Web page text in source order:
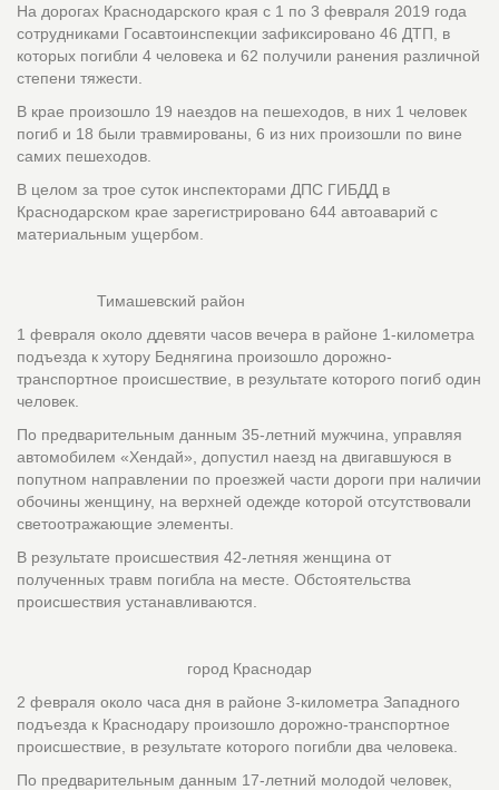
На дорогах Краснодарского края с 1 по 3 февраля 2019 года
сотрудниками Госавтоинспекции зафиксировано 46 ДТП, в
которых погибли 4 человека и 62 получили ранения различной
степени тяжести.
В крае произошло 19 наездов на пешеходов, в них 1 человек
погиб и 18 были травмированы, 6 из них произошли по вине
самих пешеходов.
В целом за трое суток инспекторами ДПС ГИБДД в
Краснодарском крае зарегистрировано 644 автоаварий с
материальным ущербом.
Тимашевский район
1 февраля около ддевяти часов вечера в районе 1-километра
подъезда к хутору Беднягина произошло дорожно-
транспортное происшествие, в результате которого погиб один
человек.
По предварительным данным 35-летний мужчина, управляя
автомобилем «Хендай», допустил наезд на двигавшуюся в
попутном направлении по проезжей части дороги при наличии
обочины женщину, на верхней одежде которой отсутствовали
светоотражающие элементы.
В результате происшествия 42-летняя женщина от
полученных травм погибла на месте. Обстоятельства
происшествия устанавливаются.
город Краснодар
2 февраля около часа дня в районе 3-километра Западного
подъезда к Краснодару произошло дорожно-транспортное
происшествие, в результате которого погибли два человека.
По предварительным данным 17-летний молодой человек,